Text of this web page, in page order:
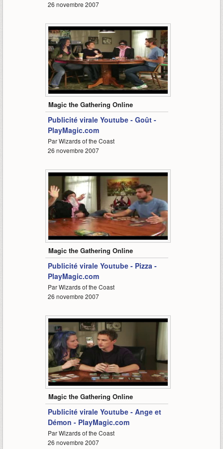
26 novembre 2007
0:29
Magic the Gathering Online
Publicité virale Youtube - Goût -
PlayMagic.com
Par Wizards of the Coast
26 novembre 2007
0:34
Magic the Gathering Online
Publicité virale Youtube - Pizza -
PlayMagic.com
Par Wizards of the Coast
26 novembre 2007
0:30
Magic the Gathering Online
Publicité virale Youtube - Ange et
Démon - PlayMagic.com
Par Wizards of the Coast
26 novembre 2007